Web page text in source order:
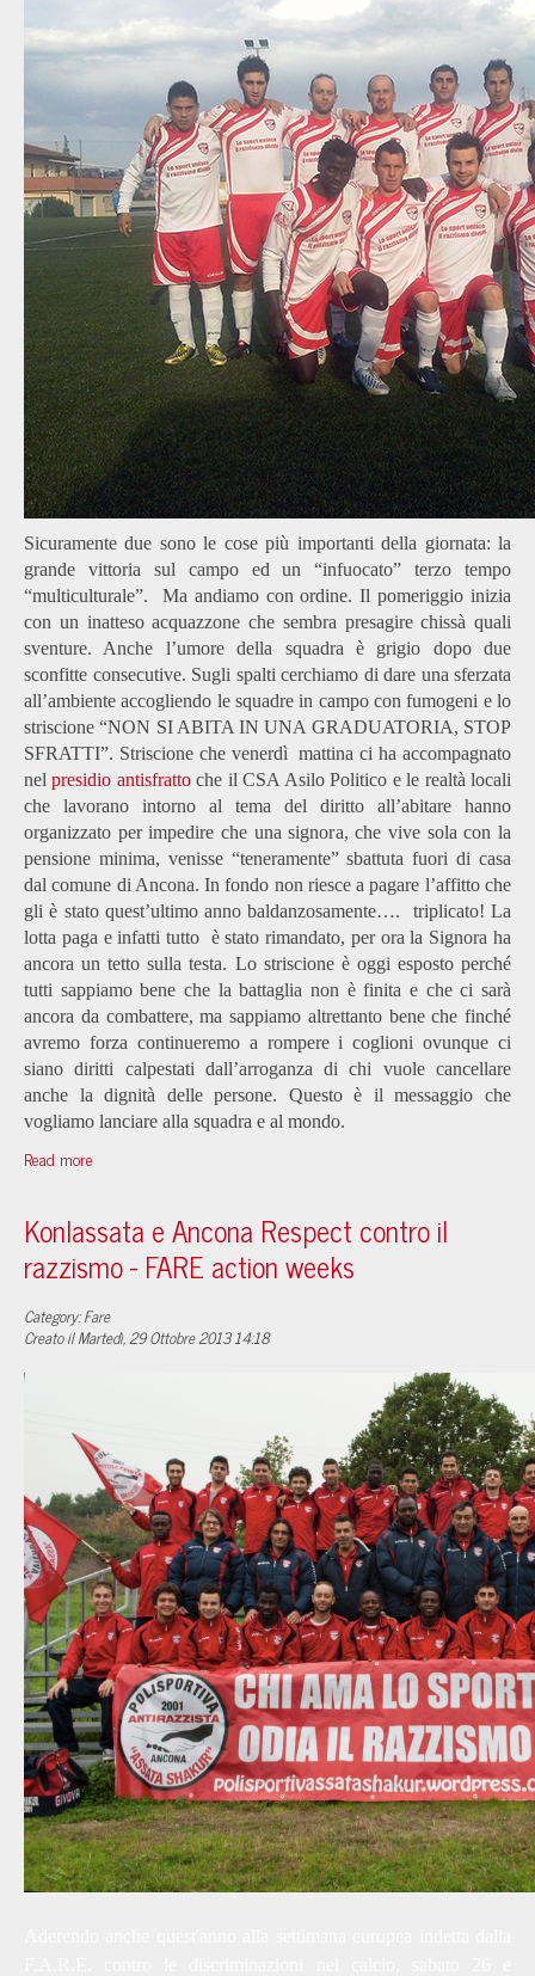
Sicuramente due sono le cose più importanti della giornata: la
grande vittoria sul campo ed un “infuocato” terzo tempo
“multiculturale”. Ma andiamo con ordine. Il pomeriggio inizia
con un inatteso acquazzone che sembra presagire chissà quali
sventure. Anche l’umore della squadra è grigio dopo due
sconfitte consecutive. Sugli spalti cerchiamo di dare una sferzata
all’ambiente accogliendo le squadre in campo con fumogeni e lo
striscione “NON SI ABITA IN UNA GRADUATORIA, STOP
SFRATTI”. Striscione che venerdì mattina ci ha accompagnato
nelpresidio antisfrattoche il CSA Asilo Politico e le realtà locali
che lavorano intorno al tema del diritto all’abitare hanno
organizzato per impedire che una signora, che vive sola con la
pensione minima, venisse “teneramente” sbattuta fuori di casa
dal comune di Ancona. In fondo non riesce a pagare l’affitto che
gli è stato quest’ultimo anno baldanzosamente…. triplicato! La
lotta paga e infatti tutto è stato rimandato, per ora la Signora ha
ancora un tetto sulla testa. Lo striscione è oggi esposto perché
tutti sappiamo bene che la battaglia non è finita e che ci sarà
ancora da combattere, ma sappiamo altrettanto bene che finché
avremo forza continueremo a rompere i coglioni ovunque ci
siano diritti calpestati dall’arroganza di chi vuole cancellare
anche la dignità delle persone. Questo è il messaggio che
vogliamo lanciare alla squadra e al mondo.
Read more
Konlassata e Ancona Respect contro il
razzismo - FARE action weeks
Category: Fare
Creato il Martedì, 29 Ottobre 2013 14:18